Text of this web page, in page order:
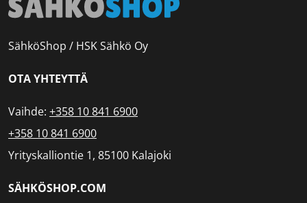
SähköShop / HSK Sähkö Oy
OTA YHTEYTTÄ
Vaihde: +358 10 841 6900
+358 10 841 6900
Yrityskalliontie 1, 85100 Kalajoki
SÄHKÖSHOP.COM